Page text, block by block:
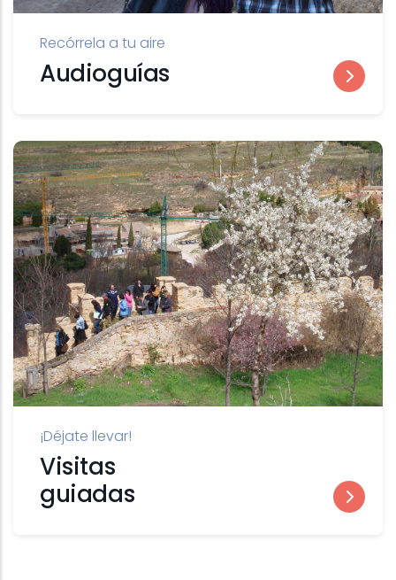
Recórrela a tu aire
Audioguías
¡Déjate llevar!
Visitas
guiadas